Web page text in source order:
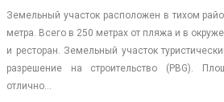
Земельный участок расположен в тихом
метра. Всего в 250 метрах от пляжа и в
и ресторан. Земельный участок
разрешение на строительство (PBG).
отлично…